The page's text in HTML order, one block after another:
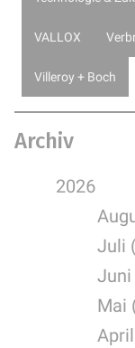
VALLOX
Villeroy + Boch
Archiv
2026
Juli
Juni
Mai